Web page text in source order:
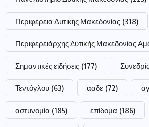
Περιφέρεια Δυτικής Μακεδονίας (318)
Περιφερειάρχης Δυτικής Μακεδονίας
Σημαντικές ειδήσεις (177)
Τεντόγλου (63) ααδε (72)
αστυνομία (185) επίδομα (186)